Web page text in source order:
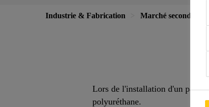
Industrie & Fabrication Marché secondaire
Lors de l'installation d'un pare-
polyuréthane.